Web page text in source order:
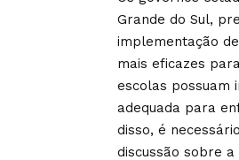
Grande do Sul,
implementação
mais eficazes
escolas possuam
adequada para
disso, é
discussão sobre a